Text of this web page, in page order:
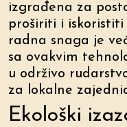
izgrađena za
proširiti i iskoristiti
radna snaga je
sa ovakvim
u održivo
za lokalne
Ekološki